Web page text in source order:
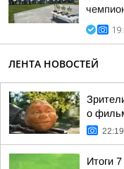
ЛЕНТА НОВОСТЕЙ
о
22:19
Итоги